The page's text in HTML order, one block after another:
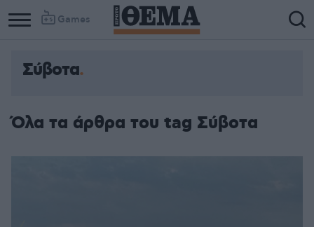
Games
Σύβοτα
Όλα τα άρθρα του tag Σύβοτα